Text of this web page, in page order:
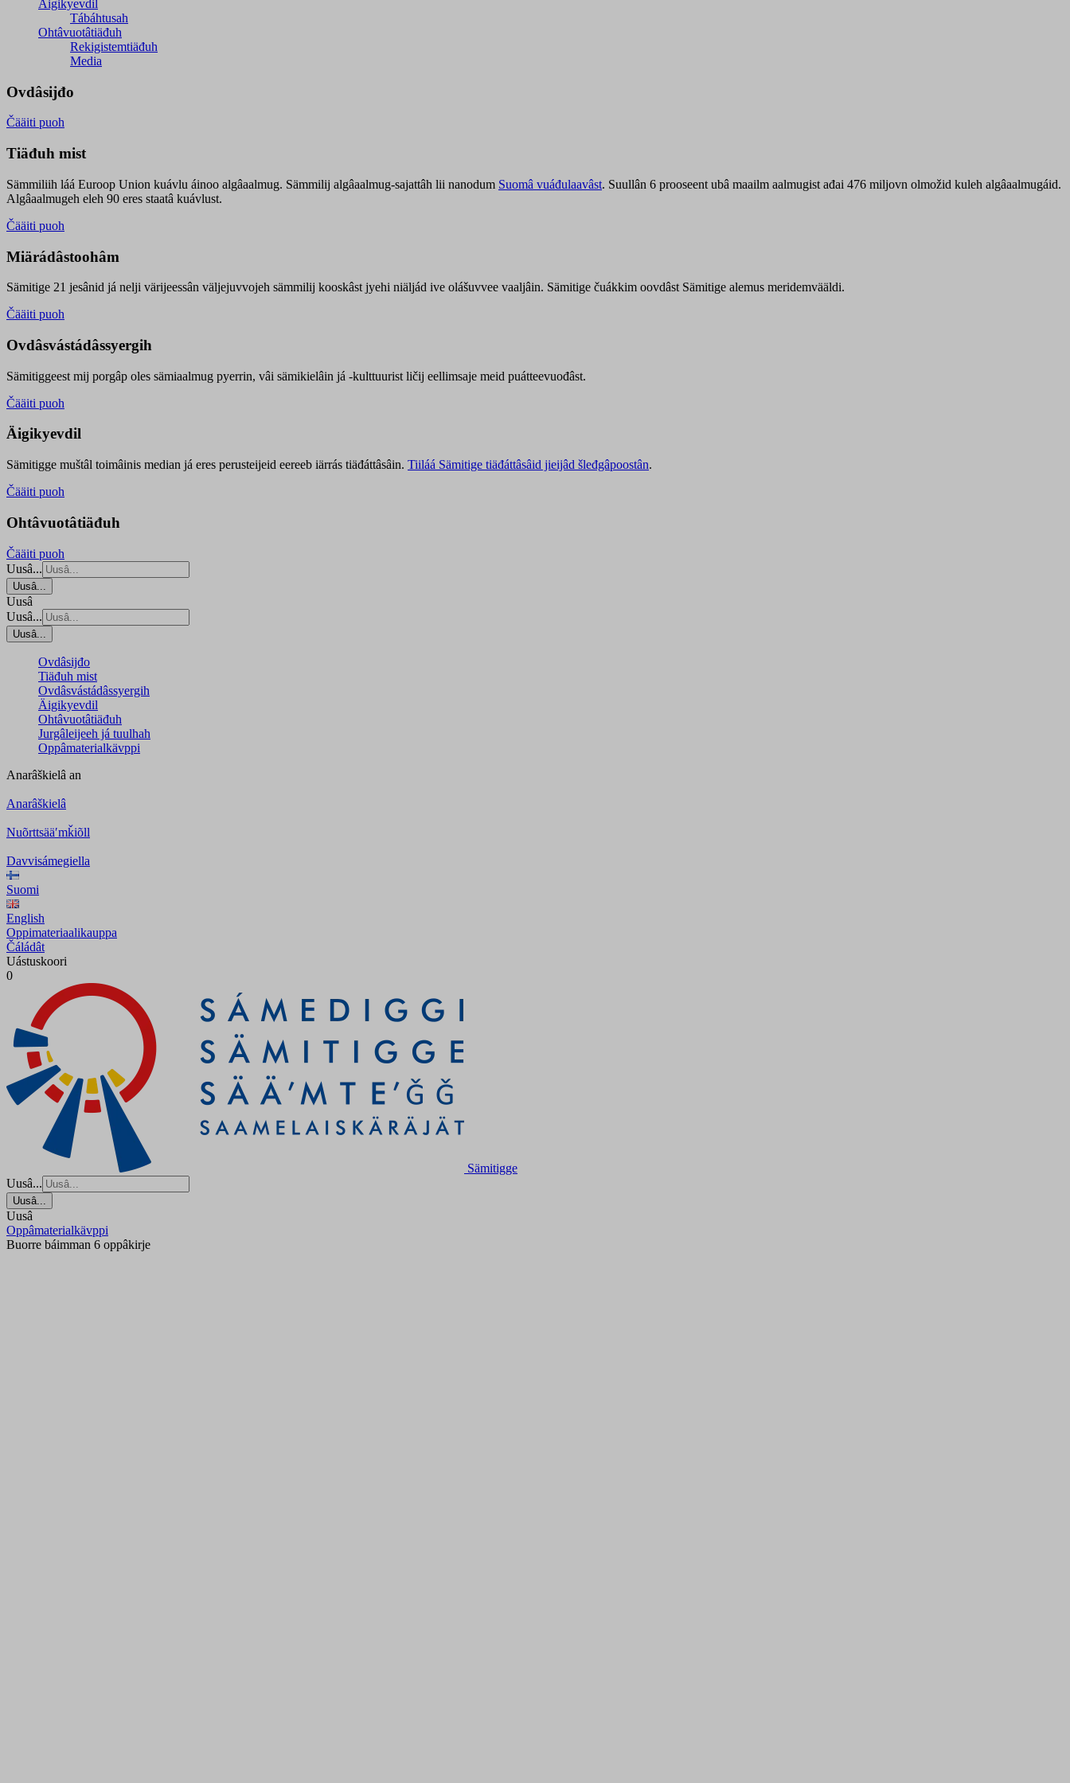
Äigikyevdil
Tábáhtusah
Ohtâvuotâtiäđuh
Rekigistemtiäđuh
Media
Ovdâsijđo
Čääiti puoh
Tiäđuh mist
Sämmiliih láá Euroop Union kuávlu áinoo algâaalmug. Sämmilij algâaalmug-sajattâh lii nanodum Suomâ vuáđulaavâst. Suullân 6 prooseent ubâ maailm aalmugist ađai 476 miljovn olmožid kuleh algâaalmugáid.
Algâaalmugeh eleh 90 eres staatâ kuávlust.
Čääiti puoh
Miärádâstoohâm
Sämitige 21 jesânid já nelji värijeessân väljejuvvojeh sämmilij kooskâst jyehi niäljád ive olášuvvee vaaljâin. Sämitige čuákkim oovdâst Sämitige alemus meridemvääldi.
Čääiti puoh
Ovdâsvástádâssyergih
Sämitiggeest mij porgâp oles sämiaalmug pyerrin, vâi sämikielâin já -kulttuurist ličij eellimsaje meid puátteevuođâst.
Čääiti puoh
Äigikyevdil
Sämitigge muštâl toimâinis median já eres perusteijeid eereeb iärrás tiäđáttâsâin. Tiiláá Sämitige tiäđáttâsâid jieijâd šleđgâpoostân.
Čääiti puoh
Ohtâvuotâtiäđuh
Čääiti puoh
Uusâ...
Uusâ...
Uusâ
Uusâ...
Uusâ...
Ovdâsijđo
Tiäđuh mist
Ovdâsvástádâssyergih
Äigikyevdil
Ohtâvuotâtiäđuh
Jurgâleijeeh já tuulhah
Oppâmaterialkävppi
Anarâškielâ an
Anarâškielâ
Nuõrttsääʹmǩiõll
Davvisámegiella
Suomi
English
Oppimateriaalikauppa
Čáládât
Uástuskoori
0
Sämitigge
Uusâ...
Uusâ...
Uusâ
Oppâmaterialkävppi
Buorre báimman 6 oppâkirje